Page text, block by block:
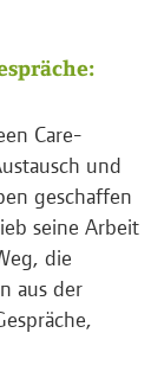
Care-
und
geschaffen
seine Arbeit
die
aus der